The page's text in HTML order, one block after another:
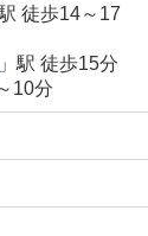
徒歩14～17
」駅 徒歩15分
10分